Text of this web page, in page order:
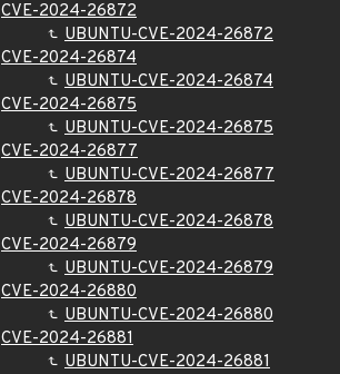
CVE-2024-26872
UBUNTU-CVE-2024-26872
CVE-2024-26874
UBUNTU-CVE-2024-26874
CVE-2024-26875
UBUNTU-CVE-2024-26875
CVE-2024-26877
UBUNTU-CVE-2024-26877
CVE-2024-26878
UBUNTU-CVE-2024-26878
CVE-2024-26879
UBUNTU-CVE-2024-26879
CVE-2024-26880
UBUNTU-CVE-2024-26880
CVE-2024-26881
UBUNTU-CVE-2024-26881